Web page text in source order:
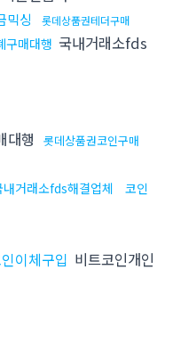
믹싱 롯데상품권테더구매
구매대행 국내거래소fds
대행
롯데상품권코인구매
내거래소fds해결업체
코인
이체구입 비트코인개인